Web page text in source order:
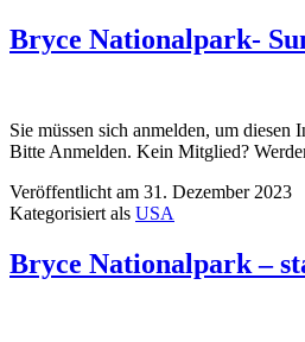
Bryce Nationalpark-
Sie müssen sich anmelden, um diesen
Bitte Anmelden. Kein Mitglied?
Veröffentlicht am 31. Dezember 2023
Kategorisiert als USA
Bryce Nationalpark –